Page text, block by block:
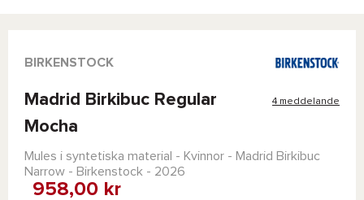
BIRKENSTOCK
Madrid Birkibuc Regular
Mocha
4 meddelande
Mules i syntetiska material - Kvinnor - Madrid Birkibuc
Narrow - Birkenstock - 2026
958,00 kr